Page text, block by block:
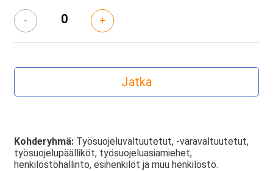
- +
Kohderyhmä: Työsuojeluvaltuutetut, -varavaltuutetut,
työsuojelupäälliköt, työsuojeluasiamiehet,
henkilöstöhallinto, esihenkilöt ja muu henkilöstö.